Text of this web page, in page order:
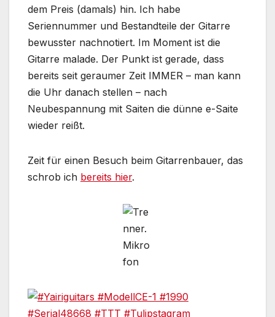
dem Preis (damals) hin. Ich habe
Seriennummer und Bestandteile der Gitarre
bewusster nachnotiert. Im Moment ist die
Gitarre malade. Der Punkt ist gerade, dass
bereits seit geraumer Zeit IMMER – man kann
die Uhr danach stellen – nach
Neubespannung mit Saiten die dünne e-Saite
wieder reißt.
Zeit für einen Besuch beim Gitarrenbauer, das
schrob ich bereits hier.